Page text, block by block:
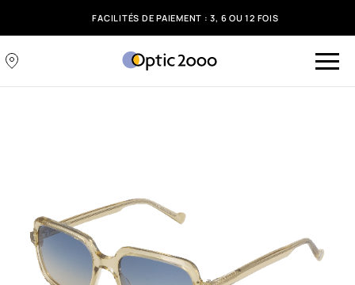
FACILITÉS DE PAIEMENT : 3, 6 OU 12 FOIS